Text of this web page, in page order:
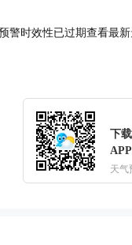
警时效性已过期查看最
下
APP
天气